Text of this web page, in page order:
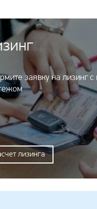
заявку на лизинг
лизинга